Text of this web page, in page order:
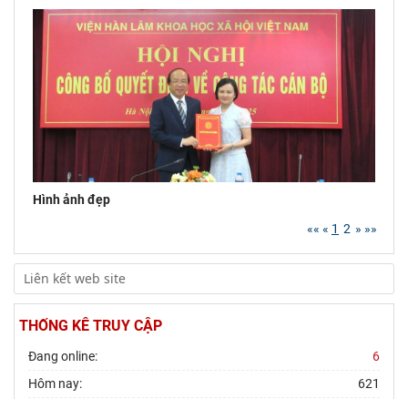
Học viện Chính trị và Hành chính quốc gia Lào
Chủ tịch Viện Hàn lâm Khoa học xã hội Việt
Nam thăm và làm việc tại Viện Khoa học Kinh
tế và Xã hội
Lễ ký kết Thỏa thuận hợp tác giữa Viện Hàn
lâm Khoa học xã hội Việt Nam và Tỉnh ủy Cao
Viện Khoa học xã hội vùng Trung Bộ và Tây
nghệ tỉnh Khánh
Thường trực Hội đồng Lý luận Trung ương làm
việc với Tiểu ban Văn hóa - Xã hội - Văn học,
nghệ
Hình ảnh đẹp
«« « 1 2 » »»
THỐNG KÊ TRUY CẬP
Đang online:
6
Hôm nay:
621